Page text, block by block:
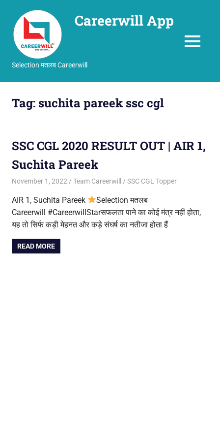
Careerwill App
Selection मतलब Careerwill
MENU
Tag: suchita pareek ssc cgl
SSC CGL 2020 RESULT OUT | AIR 1,
Suchita Pareek
November 1, 2022 Team Careerwill SSC CGL Topper
AIR 1, Suchita Pareek
Selection मतलब
Careerwill #CareerwillStarसफलता पाने का कोई मंत्र नहीं होता,
यह तो सिर्फ कड़ी मेहनत और कड़े संघर्ष का नतीजा होता हैं
READ MORE